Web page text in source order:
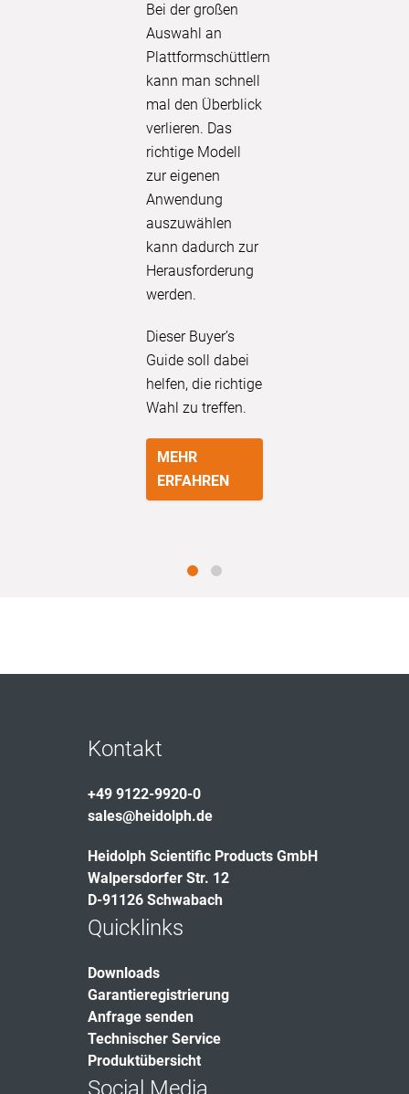
Bei der großen
Auswahl an
Plattformschüttlern
kann man schnell
mal den Überblick
verlieren. Das
richtige Modell
zur eigenen
Anwendung
auszuwählen
kann dadurch zur
Herausforderung
werden.
Dieser Buyer’s
Guide soll dabei
helfen, die richtige
Wahl zu treffen.
MEHR
ERFAHREN
Kontakt
+49 9122-9920-0
sales@heidolph.de
Heidolph Scientific Products GmbH
Walpersdorfer Str. 12
D-91126 Schwabach
Quicklinks
Downloads
Garantieregistrierung
Anfrage senden
Technischer Service
Produktübersicht
Social Media